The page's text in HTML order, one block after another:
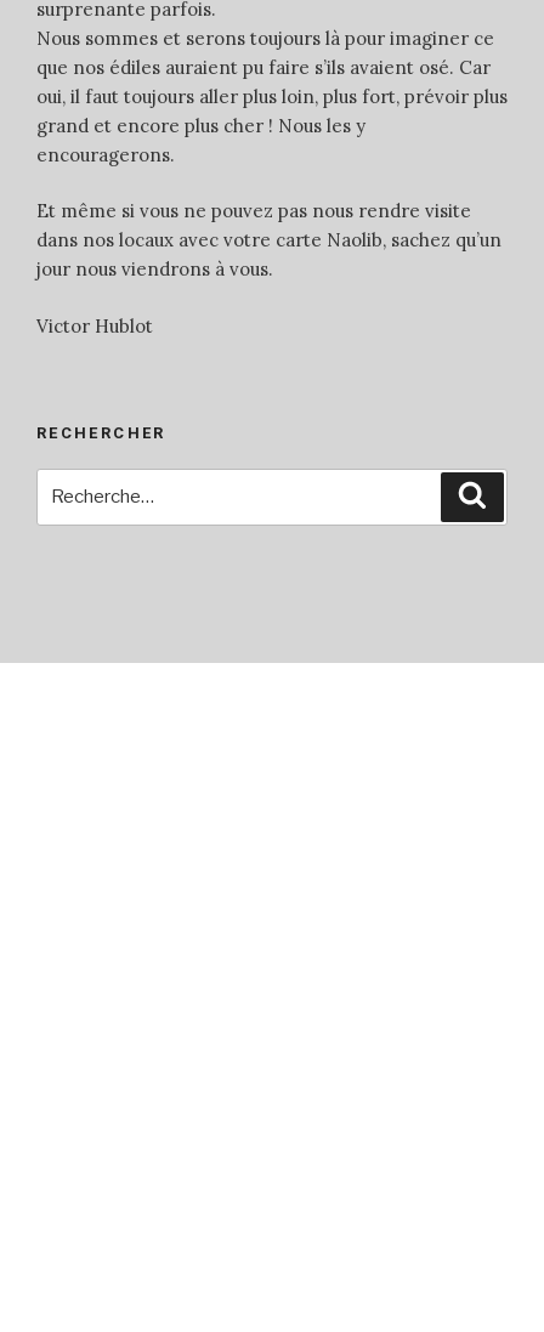
surprenante parfois.
Nous sommes et serons toujours là pour imaginer ce
que nos édiles auraient pu faire s’ils avaient osé. Car
oui, il faut toujours aller plus loin, plus fort, prévoir plus
grand et encore plus cher ! Nous les y
encouragerons.
Et même si vous ne pouvez pas nous rendre visite
dans nos locaux avec votre carte Naolib, sachez qu’un
jour nous viendrons à vous.
Victor Hublot
RECHERCHER